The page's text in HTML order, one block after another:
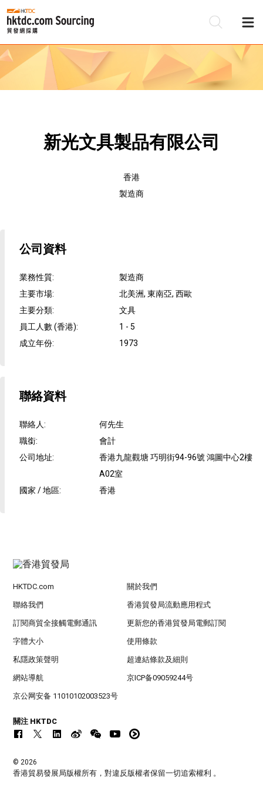
新光文具製品有限公司
香港
製造商
公司資料
業務性質:
製造商
主要市場:
北美洲, 東南亞, 西歐
主要分類:
文具
員工人數 (香港):
1 - 5
成立年份: 1973
聯絡資料
聯絡人:
何先生
職銜:
會計
公司地址:
香港九龍觀塘 巧明街94-96號 鴻圖中心2樓
A02室
國家 / 地區: 香港
HKTDC.com 關於我們
聯絡我們 香港貿發局流動應用程式
訂閱商貿全接觸電郵通訊 更新您的香港貿發局電郵訂閱
字體大小 使用條款
私隱政策聲明 超連結條款及細則
網站導航 京ICP备09059244号
京公网安备 11010102003523号
關注 HKTDC
© 2026
香港貿易發展局版權所有，對違反版權者保留一切追索權利 。